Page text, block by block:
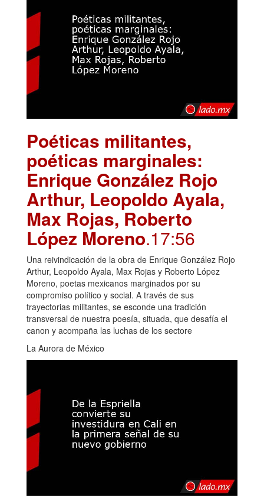
Poéticas militantes,
poéticas marginales:
Enrique González Rojo
Arthur, Leopoldo Ayala,
Max Rojas, Roberto
López Moreno.17:56
Una reivindicación de la obra de Enrique González Rojo
Arthur, Leopoldo Ayala, Max Rojas y Roberto López
Moreno, poetas mexicanos marginados por su
compromiso político y social. A través de sus
trayectorias militantes, se esconde una tradición
transversal de nuestra poesía, situada, que desafía el
canon y acompaña las luchas de los sectore
La Aurora de México